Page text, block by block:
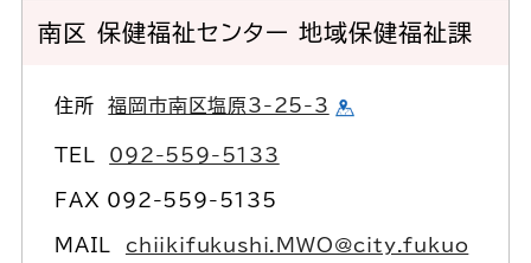
南区 保健福祉センター 地域保健福祉課
住所福岡市南区塩原3-25-3
TEL 092-559-5133
FAX 092-559-5135
MAIL chiikifukushi.MWO@city.fukuo